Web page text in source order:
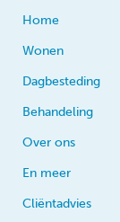
Home
Wonen
Dagbesteding
Behandeling
Over ons
En meer
Cliëntadvies